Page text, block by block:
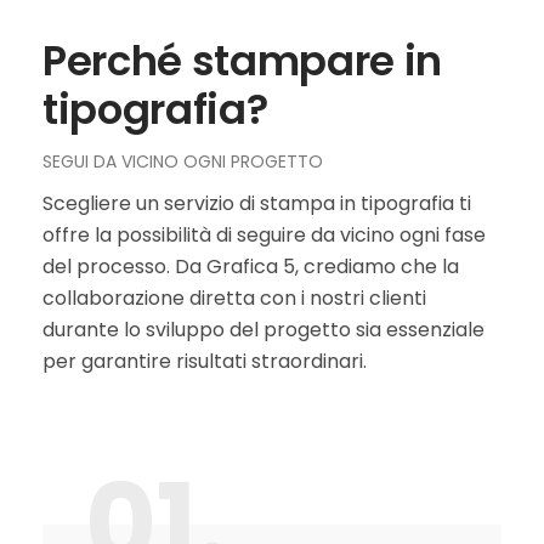
Perché stampare in
tipografia?
SEGUI DA VICINO OGNI PROGETTO
Scegliere un servizio di stampa in tipografia ti
offre la possibilità di seguire da vicino ogni fase
del processo. Da Grafica 5, crediamo che la
collaborazione diretta con i nostri clienti
durante lo sviluppo del progetto sia essenziale
per garantire risultati straordinari.